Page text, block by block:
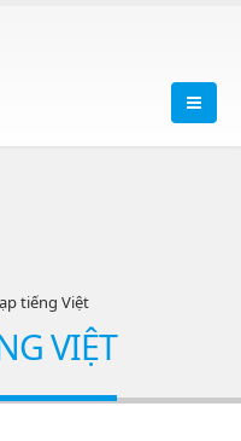
tiếng Việt
VIỆT